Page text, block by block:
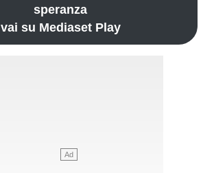
speranza
vai su Mediaset Play